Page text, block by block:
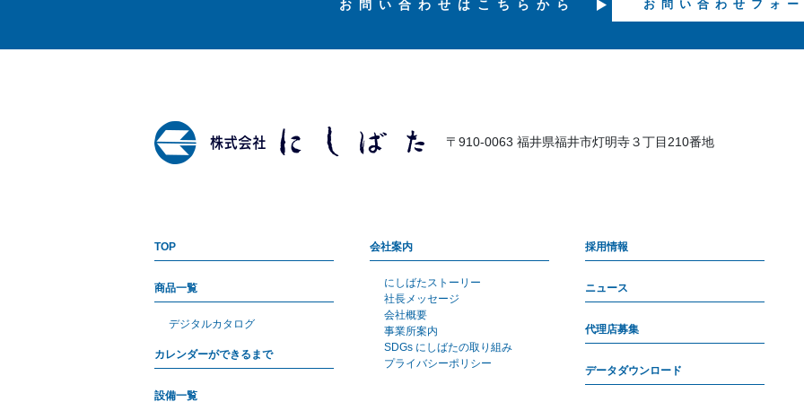
お問い合わせは こちらから お問い合わせフォ
〒910-0063 福井県福井市灯明寺３丁目210番地
TOP
商品一覧
デジタルカタログ
カレンダーができるまで
設備一覧
会社案内
にしばたストーリー
社長メッセージ
会社概要
事業所案内
SDGs にしばたの取り組み
プライバシーポリシー
採用情報
ニュース
代理店募集
データダウンロード